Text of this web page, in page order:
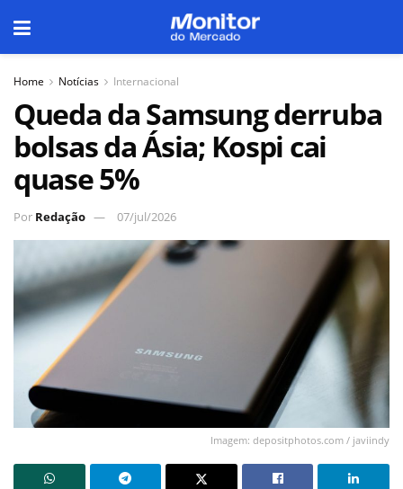
Home Notícias Internacional
Queda da Samsung derruba
bolsas da Ásia; Kospi cai
quase 5%
Por Redação 07/jul/2026
Imagem: depositphotos.com / javiindy